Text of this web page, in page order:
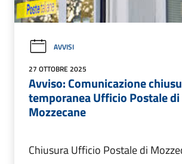
AVVISI
27 OTTOBRE 2025
Avviso: Comunicazione
temporanea Ufficio Postale di
Mozzecane
Chiusura Ufficio Postale di